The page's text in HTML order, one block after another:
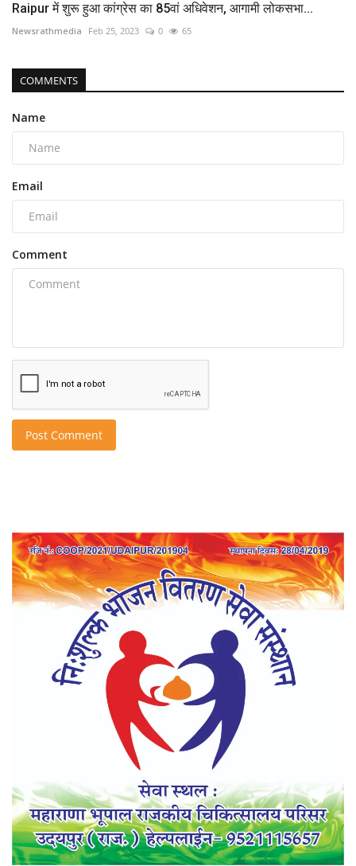
Raipur में शुरू हुआ कांग्रेस का 85वां अधिवेशन, आगामी लोकसभा...
Newsrathmedia Feb 25, 2023 0 65
COMMENTS
Name
Email
Comment
Post Comment